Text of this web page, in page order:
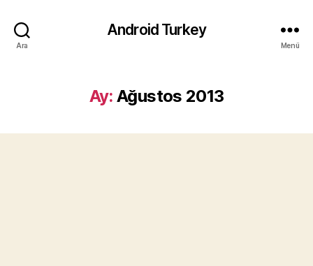
Ara
Android Turkey
Menü
Ay: Ağustos 2013